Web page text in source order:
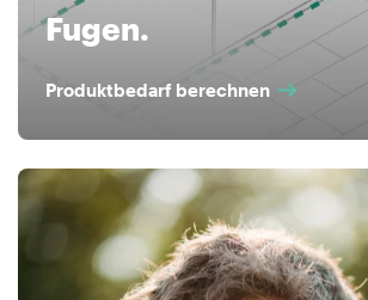
Fugen.
Produktbedarf berechnen